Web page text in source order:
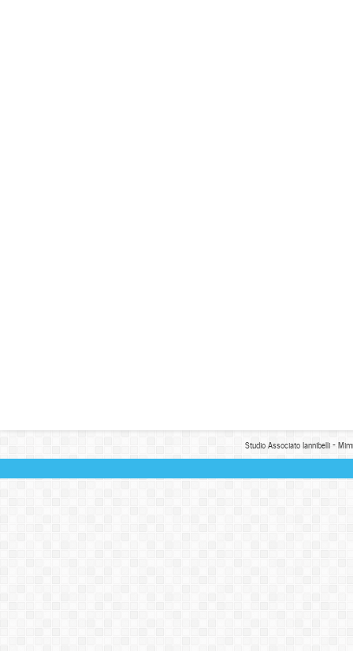
Studio Associato Iannibelli -